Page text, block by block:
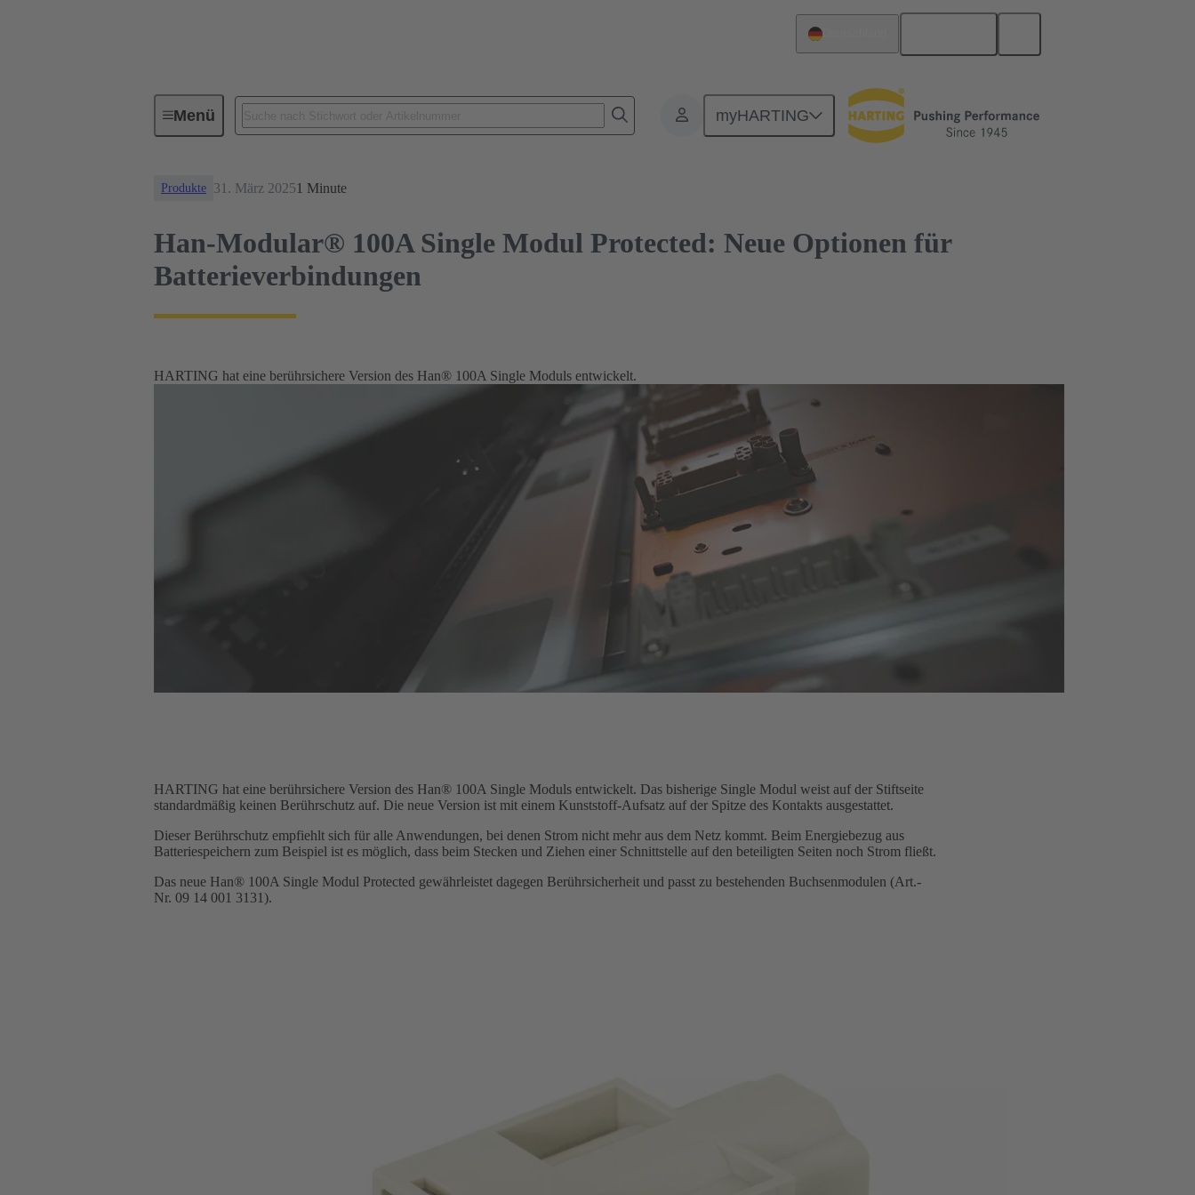
Menü myHARTING
News Han-Modular® 100A Single Modul Protected: Neue Optionen für Batterieverbindungen
Produkte 31. März 20251 Minute
Han-Modular® 100A Single Modul Protected: Neue Optionen für
Batterieverbindungen
HARTING hat eine berührsichere Version des Han® 100A Single Moduls entwickelt.
HARTING hat eine berührsichere Version des Han® 100A Single Moduls entwickelt. Das bisherige Single Modul weist auf der Stiftseite
standardmäßig keinen Berührschutz auf. Die neue Version ist mit einem Kunststoff-Aufsatz auf der Spitze des Kontakts ausgestattet.
Dieser Berührschutz empfiehlt sich für alle Anwendungen, bei denen Strom nicht mehr aus dem Netz kommt. Beim Energiebezug aus
Batteriespeichern zum Beispiel ist es möglich, dass beim Stecken und Ziehen einer Schnittstelle auf den beteiligten Seiten noch Strom fließt.
Das neue Han® 100A Single Modul Protected gewährleistet dagegen Berührsicherheit und passt zu bestehenden Buchsenmodulen (Art.-
Nr. 09 14 001 3131).